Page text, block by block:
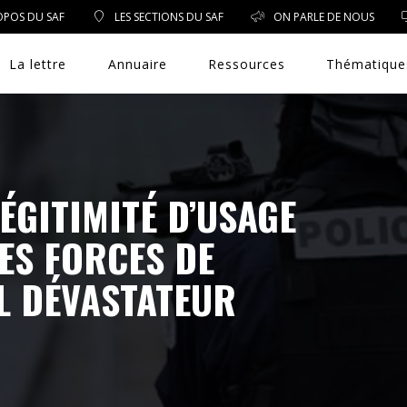
DU SAF LES SECTIONS DU SAF ON PARLE DE NOUS
La lettre Annuaire Ressources
DROIT PUBLIC
DROIT SOCIAL
ENVIRONNEMENT/SANTÉ
EVÈNEMENTS
EXERCICE PROFESSIONNEL
D’USAGE
FORCES DE
DÉVASTATEUR